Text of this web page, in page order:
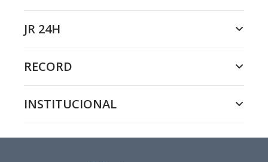
JR 24H
RECORD
INSTITUCIONAL